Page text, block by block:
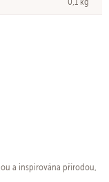
a inspirována přírodou,